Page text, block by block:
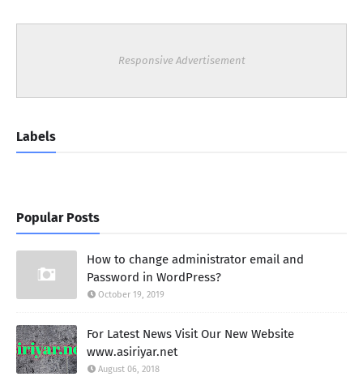
Responsive Advertisement
Labels
Popular Posts
How to change administrator email and
Password in WordPress?
October 19, 2019
For Latest News Visit Our New Website
www.asiriyar.net
August 06, 2018